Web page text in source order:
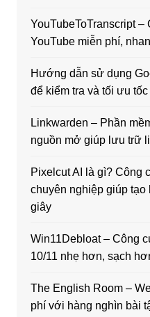
YouTubeToTranscript –
YouTube miễn phí,
Hướng dẫn sử dụng
để kiểm tra và tối ưu
Linkwarden – Phần
nguồn mở giúp lưu trữ
Pixelcut AI là gì? Công
chuyên nghiệp giúp tạo
giây
Win11Debloat – Công
10/11 nhẹ hơn, sạch
The English Room –
phí với hàng nghìn bài